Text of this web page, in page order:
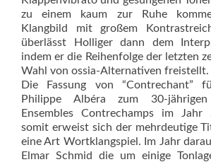
zu einem kaum zur Ruhe
Klangbild mit großem
überlässt Holliger dann dem
indem er die Reihenfolge der letzten
Wahl von ossia-Alternativen freistellt.
Die Fassung von “Contrechant”
Philippe Albéra zum 30-
Ensembles Contrechamps im
somit erweist sich der mehrdeutige
eine Art Wortklangspiel. Im Jahr
Elmar Schmid die um einige